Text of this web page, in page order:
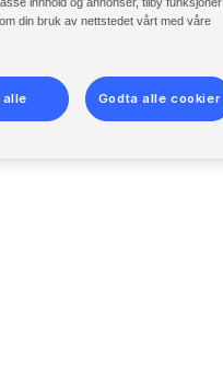
din bruk av nettstedet vårt med våre
alle Godta alle cookier